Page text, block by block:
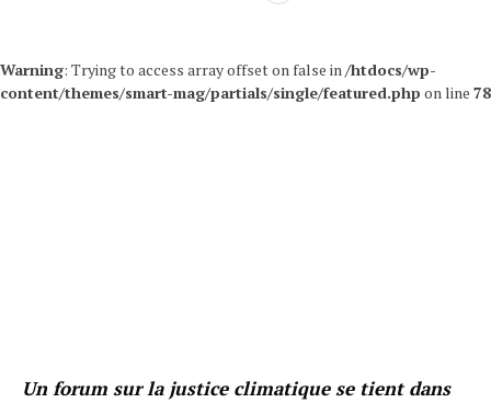
Warning: Trying to access array offset on false in/htdocs/wp-
content/themes/smart-mag/partials/single/featured.php on line 78
Un forum sur la justice climatique se tient dans